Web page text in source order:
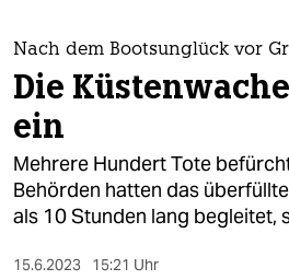
themen
politik
öko
gesellschaft
Nach dem Bootsunglück vor
Die
ein
Mehrere Hundert Tote
Behörden hatten das
als 10 Stunden lang begleitet,
15.6.2023 15:21 Uhr